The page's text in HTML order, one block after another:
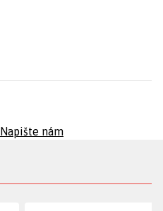
Napište nám